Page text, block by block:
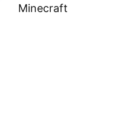
Minecraft